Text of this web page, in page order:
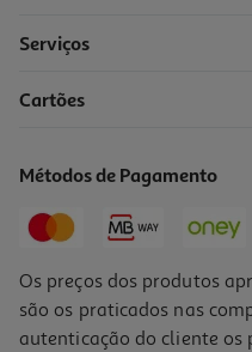
Serviços
Cartões
Métodos de Pagamento
Os preços dos produtos
são os praticados nas
autenticação do cliente os